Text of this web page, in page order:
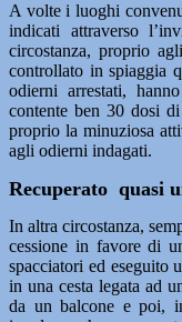
A volte i luoghi
indicati attraverso
circostanza, proprio
controllato in spiaggia
odierni arrestati,
contente ben 30 dosi
proprio la minuziosa
agli odierni indagati.
Recuperato quasi
In altra circostanza,
cessione in favore di
spacciatori ed eseguito
in una cesta legata ad
da un balcone e poi,